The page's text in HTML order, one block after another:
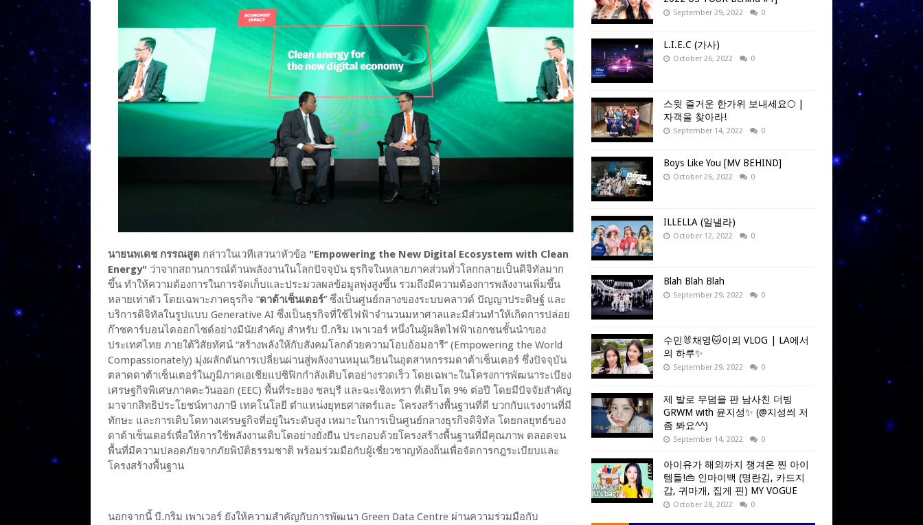
นายนพเดช กรรณสูต กล่าวในเวทีเสวนาหัวข้อ "Empowering the New Digital Ecosystem with Clean
Energy" ว่าจากสถานการณ์ด้านพลังงานในโลกปัจจุบัน ธุรกิจในหลายภาคส่วนทั่วโลกกลายเป็นดิจิทัลมาก
ขึ้น ทำให้ความต้องการในการจัดเก็บและประมวลผลข้อมูลพุ่งสูงขึ้น รวมถึงมีความต้องการพลังงานเพิ่มขึ้น
หลายเท่าตัว โดยเฉพาะภาคธุรกิจ “ดาต้าเซ็นเตอร์” ซึ่งเป็นศูนย์กลางของระบบคลาวด์ ปัญญาประดิษฐ์ และ
บริการดิจิทัลในรูปแบบ Generative AI ซึ่งเป็นธุรกิจที่ใช้ไฟฟ้าจำนวนมหาศาลและมีส่วนทำให้เกิดการปล่อย
ก๊าซคาร์บอนไดออกไซด์อย่างมีนัยสำคัญ สำหรับ บี.กริม เพาเวอร์ หนึ่งในผู้ผลิตไฟฟ้าเอกชนชั้นนำของ
ประเทศไทย ภายใต้วิสัยทัศน์ “สร้างพลังให้กับสังคมโลกด้วยความโอบอ้อมอารี” (Empowering the World
Compassionately) มุ่งผลักดันการเปลี่ยนผ่านสู่พลังงานหมุนเวียนในอุตสาหกรรมดาต้าเซ็นเตอร์ ซึ่งปัจจุบัน
ตลาดดาต้าเซ็นเตอร์ในภูมิภาคเอเชียแปซิฟิกกำลังเติบโตอย่างรวดเร็ว โดยเฉพาะในโครงการพัฒนาระเบียง
เศรษฐกิจพิเศษภาคตะวันออก (EEC) พื้นที่ระยอง ชลบุรี และฉะเชิงเทรา ที่เติบโต 9% ต่อปี โดยมีปัจจัยสำคัญ
มาจากสิทธิประโยชน์ทางภาษี เทคโนโลยี ตำแหน่งยุทธศาสตร์และ โครงสร้างพื้นฐานที่ดี บวกกับแรงงานที่มี
ทักษะ และการเติบโตทางเศรษฐกิจที่อยู่ในระดับสูง เหมาะในการเป็นศูนย์กลางธุรกิจดิจิทัล โดยกลยุทธ์ของ
ดาต้าเซ็นเตอร์เพื่อให้การใช้พลังงานเติบโตอย่างยั่งยืน ประกอบด้วยโครงสร้างพื้นฐานที่มีคุณภาพ ตลอดจน
พื้นที่มีความปลอดภัยจากภัยพิบัติธรรมชาติ พร้อมร่วมมือกับผู้เชี่ยวชาญท้องถิ่นเพื่อจัดการกฎระเบียบและ
โครงสร้างพื้นฐาน
นอกจากนี้ บี.กริม เพาเวอร์ ยังให้ความสำคัญกับการพัฒนา Green Data Centre ผ่านความร่วมมือกับ
September 29, 2022 0
L.I.E.C (가사)
October 26, 2022 0
스윗 즐거운 한가위 보내세요🌕 |
자객을 찾아라!
September 14, 2022 0
Boys Like You [MV BEHIND]
October 26, 2022 0
ILLELLA (일낼라)
October 12, 2022 0
Blah Blah Blah
September 29, 2022 0
수민🐰채영🐱이의 VLOG | LA에서
의 하루✨
September 29, 2022 0
제 발로 무덤을 판 남사친 더빙
GRWM with 윤지성✨ (@지성씌 저
좀 봐요^^)
September 14, 2022 0
아이유가 해외까지 챙겨온 찐 아이
템들!👜 인마이백 (명란김, 카드지
갑, 귀마개, 집게 핀) MY VOGUE
October 28, 2022 0